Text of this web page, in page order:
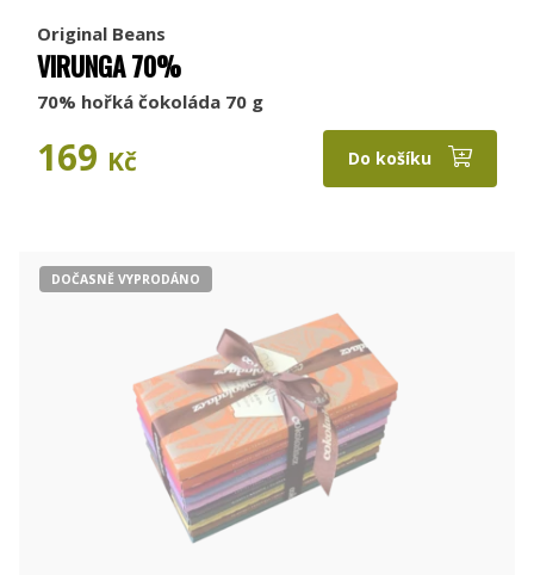
Original Beans
VIRUNGA 70%
70% hořká čokoláda 70 g
169 Kč Do košíku
DOČASNĚ VYPRODÁNO